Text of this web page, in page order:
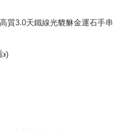
質3.0天鐵線光貔貅金運石手串